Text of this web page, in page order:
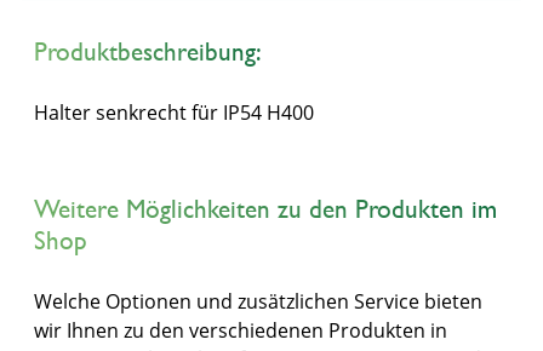
Produktbeschreibung:
Halter senkrecht für IP54 H400
Weitere Möglichkeiten zu den Produkten im
Shop
Welche Optionen und zusätzlichen Service bieten
wir Ihnen zu den verschiedenen Produkten in